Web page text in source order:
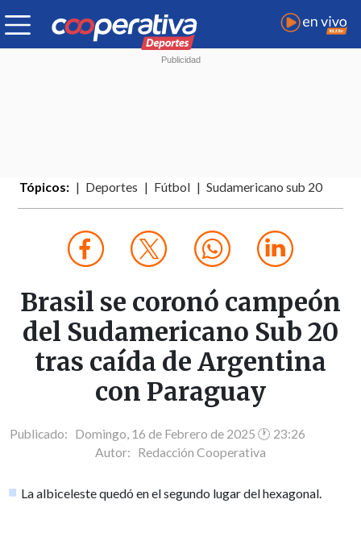
Tópicos: Deportes Fútbol Sudamericano sub 20
Brasil se coronó campeón
del Sudamericano Sub 20
tras caída de Argentina
con Paraguay
Publicado: Domingo, 16 de Febrero de 2025 🕐 23:26
Autor: Redacción Cooperativa
La albiceleste quedó en el segundo lugar del hexagonal.